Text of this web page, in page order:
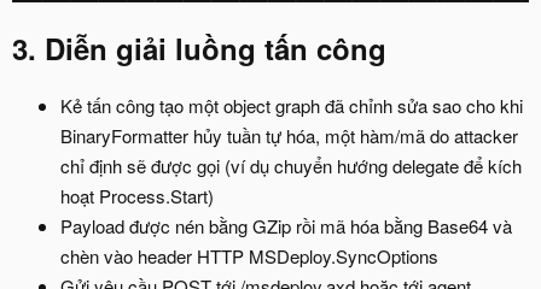
3. Diễn giải luồng tấn công​
Kẻ tấn công tạo một object graph đã chỉnh sửa sao cho khi
BinaryFormatter hủy tuần tự hóa, một hàm/mã do attacker
chỉ định sẽ được gọi (ví dụ chuyển hướng delegate để kích
hoạt Process.Start)
Payload được nén bằng GZip rồi mã hóa bằng Base64 và
chèn vào header HTTP MSDeploy.SyncOptions